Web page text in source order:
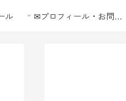
ル ✉プロフィール・お問合せ